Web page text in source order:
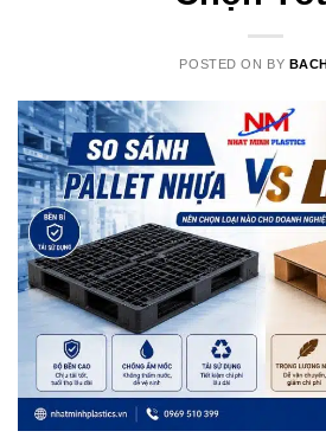
POSTED ON BY